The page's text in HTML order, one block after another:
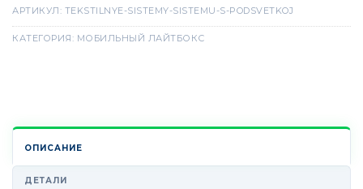
АРТИКУЛ: TEKSTILNYE-SISTEMY-SISTEMU-S-PODSVETKOJ
КАТЕГОРИЯ: МОБИЛЬНЫЙ ЛАЙТБОКС
ОПИСАНИЕ
ДЕТАЛИ